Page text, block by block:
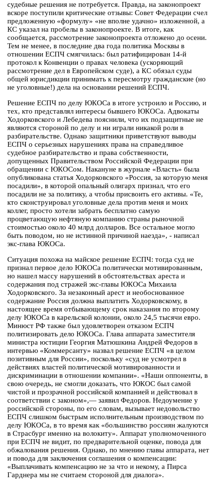
судебные решения не потребуется. Правда, на законопроект
вскоре поступили критические отзывы: Совет Федерации счел
предложенную «формулу» «не вполне удачно» изложенной, а
КС указал на пробелы в законопроекте. В итоге, как
сообщается, рассмотрение законопроекта отложено до осени.
Тем не менее, в последние два года политика Москвы в
отношении ЕСПЧ смягчилась: был ратифицирован 14-й
протокол к Конвенции о правах человека (ускоряющий
рассмотрение дел в Европейском суде), а КС обязал суды
общей юрисдикции принимать к пересмотру гражданские (но
не уголовные!) дела на основании решений ЕСПЧ.
Решение ЕСПЧ по делу ЮКОСа в итоге устроило и Россию, и
тех, кто представлял интересы бывшего ЮКОСа. Адвокаты
Ходорковского и Лебедева пояснили, что их подзащитные не
являются стороной по делу и ни играли никакой роли в
разбирательстве. Однако защитники приветствуют выводы
ЕСПЧ о серьезных нарушениях права на справедливое
судебное разбирательство и права собственности,
допущенных Правительством Российской Федерации при
обращении с ЮКОСом. Накануне в журнале «Власть» была
опубликована статья Ходорковского «Россия, за которую меня
посадили», в которой опальный олигарх признал, что его
посадили не за политику, а чтобы присвоить его активы. «Те,
кто сконструировал уголовные дела против меня и моих
коллег, просто хотели забрать бесплатно самую
процветающую нефтяную компанию страны рыночной
стоимостью около 40 млрд долларов. Все остальное могло
быть поводом, но не истинной причиной наезда», - написал
экс-глава ЮКОСа.
Ситуация похожа на майское решение ЕСПЧ: тогда суд не
признал первое дело ЮКОСа политически мотивированным,
но нашел массу нарушений в обстоятельствах ареста и
содержания под стражей экс-главы ЮКОСа Михаила
Ходорковского. За незаконный арест и необоснованное
содержание Россия должна выплатить Ходорковскому, в
настоящее время отбывающему срок наказания по второму
делу ЮКОСа в карельской колонии, около 24,5 тысячи евро.
Минюст РФ также был удовлетворен отказом ЕСПЧ
политизировать дело ЮКОСа. Глава аппарата заместителя
министра юстиции Георгия Матюшкина Андрей Федоров в
интервью «Коммерсанту» назвал решение ЕСПЧ «в целом
позитивным для России», поскольку «суд не усмотрел в
действиях властей политической мотивированности и
дискриминации в отношении компании». «Наши оппоненты, в
свою очередь, не смогли доказать, что ЮКОС был самой
чистой и прозрачной российской компанией и действовал в
соответствии с законом»,— заявил Федоров. Недоумение у
российской стороны, по его словам, вызывает недовольство
ЕСПЧ слишком быстрым исполнительным производством по
делу ЮКОСа, в то время как «большинство россиян жалуются
в Страсбург именно на волокиту». Аппарат уполномоченного
при ЕСПЧ не видит, по предварительной оценке, повода для
обжалования решения. Однако, по мнению главы аппарата, нет
и повода для заключения соглашения о компенсации:
«Выплачивать компенсацию не за что и некому, а Пирса
Гарднера мы не считаем стороной для диалога».